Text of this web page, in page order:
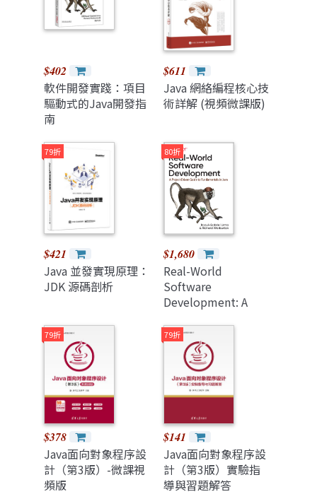
$402
軟件開發實踐：項目
驅動式的Java開發指
南
$611
Java 網絡編程核心技
術詳解 (視頻微課版)
79折
$421
Java 並發實現原理：
JDK 源碼剖析
80折
$1,680
Real-World
Software
Development: A
Guide to
Fundamentals in
Java
79折
$378
Java面向對象程序設
計（第3版）-微課視
頻版
79折
$141
Java面向對象程序設
計（第3版）實驗指
導與習題解答